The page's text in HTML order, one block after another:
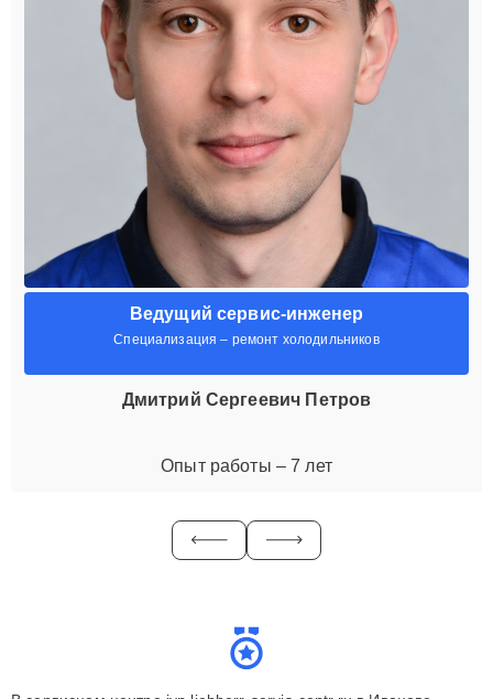
Ведущий сервис-инженер
Специализация – ремонт холодильников
Дмитрий Сергеевич Петров
Опыт работы – 7 лет